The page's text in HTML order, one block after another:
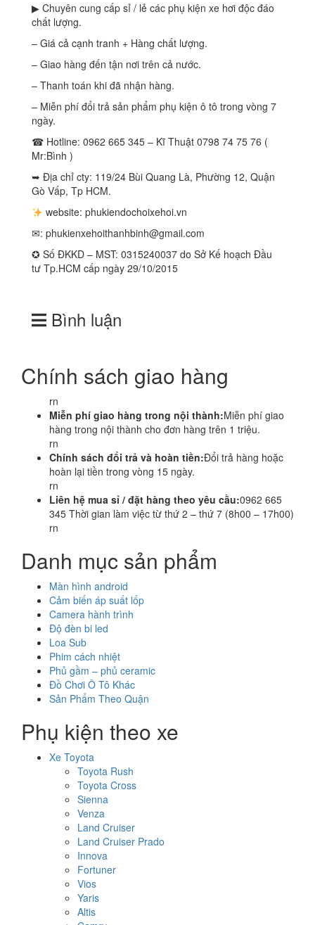
▶ Chuyên cung cấp sỉ / lẻ các phụ kiện xe hơi độc đáo
chất lượng.
– Giá cả cạnh tranh + Hàng chất lượng.
– Giao hàng đến tận nơi trên cả nước.
– Thanh toán khi đã nhận hàng.
– Miễn phí đổi trả sản phẩm phụ kiện ô tô trong vòng 7
ngày.
☎ Hotline: 0962 665 345 – Kĩ Thuật 0798 74 75 76 (
Mr:Bình )
➥ Địa chỉ cty: 119/24 Bùi Quang Là, Phường 12, Quận
Gò Vấp, Tp HCM.
website: phukiendochoixehoi.vn
✉: phukienxehoithanhbinh@gmail.com
✪ Số ĐKKD – MST: 0315240037 do Sở Kế hoạch Đầu
tư Tp.HCM cấp ngày 29/10/2015
Bình luận
Chính sách giao hàng
rn
Miễn phí giao hàng trong nội thành:Miễn phí giao
hàng trong nội thành cho đơn hàng trên 1 triệu.
rn
Chính sách đổi trả và hoàn tiền:Đổi trả hàng hoặc
hoàn lại tiền trong vòng 15 ngày.
rn
Liên hệ mua sỉ / đặt hàng theo yêu cầu:0962 665
345 Thời gian làm việc từ thứ 2 – thứ 7 (8h00 – 17h00)
rn
Danh mục sản phẩm
Màn hình android
Cảm biến áp suất lốp
Camera hành trình
Độ đèn bi led
Loa Sub
Phim cách nhiệt
Phủ gầm – phủ ceramic
Đồ Chơi Ô Tô Khác
Sản Phẩm Theo Quận
Phụ kiện theo xe
Xe Toyota
Toyota Rush
Toyota Cross
Sienna
Venza
Land Cruiser
Land Cruiser Prado
Innova
Fortuner
Vios
Yaris
Altis